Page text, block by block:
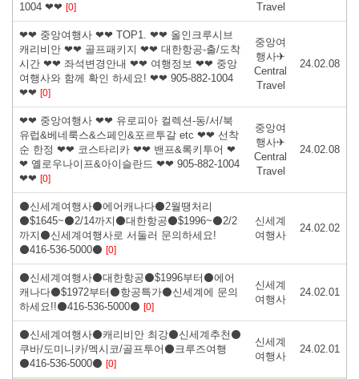
1004 ❤❤ [0]
Travel
❤❤ 중앙여행사 ❤❤ TOP1. ❤❤ 올인크루시브
캐리비안 ❤❤ 골프패키지 ❤❤ 대한항공-출/도착
시간 ❤❤ 좌석변경안내 ❤❤ 여행정보 ❤❤ 중앙
여행사와 함께 확인 하세요! ❤❤ 905-882-1004
❤❤ [0]
중앙여
행사✈
Central
Travel
24.02.08
❤❤ 중앙여행사 ❤❤ 유로피아 컬렉션-동/서/북
유럽&베네룩스&스페인&포르투갈 etc ❤❤ 선착
순 한정 ❤❤ 코스타리카 ❤❤ 밴프&록키투어 ❤
❤ 옐로우나이프&아이슬란드 ❤❤ 905-882-1004
❤❤ [0]
중앙여
행사✈
Central
Travel
24.02.08
⚫신세계여행사⚫에어캐나다⚫2월땡처리
⚫$1645~⚫2/14까지⚫대한항공⚫$1996~⚫2/2
까지⚫신세계여행사로 서둘러 문의하세요!
⚫416-536-5000⚫ [0]
신세계
여행사
24.02.02
⚫신세계여행사⚫대한항공⚫$1996부터⚫에어
캐나다⚫$1972부터⚫항공특가⚫신세계에 문의
하세요!!⚫416-536-5000⚫ [0]
신세계
여행사
24.02.01
⚫신세계여행사⚫캐리비안 최강⚫신세계추천⚫
쿠바/도미니카/멕시코/골프투어⚫크루즈여행
⚫416-536-5000⚫ [0]
신세계
여행사
24.02.01